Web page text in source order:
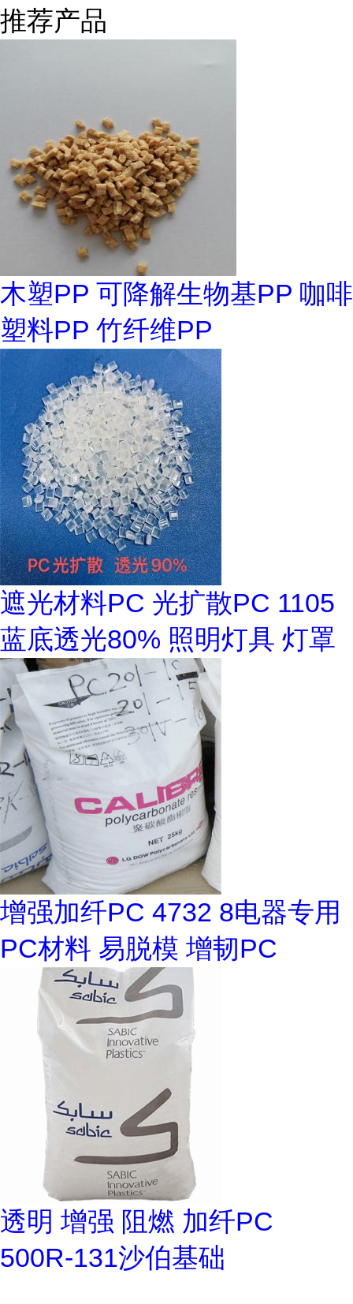
推荐产品
木塑PP 可降解生物基PP 咖啡
塑料PP 竹纤维PP
遮光材料PC 光扩散PC 1105
蓝底透光80% 照明灯具 灯罩
增强加纤PC 4732 8电器专用
PC材料 易脱模 增韧PC
透明 增强 阻燃 加纤PC
500R-131沙伯基础